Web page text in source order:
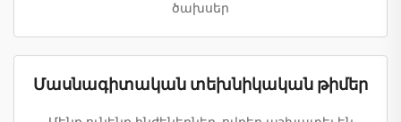
ծախսեր
Մասնագիտական տեխնիկական թիմեր